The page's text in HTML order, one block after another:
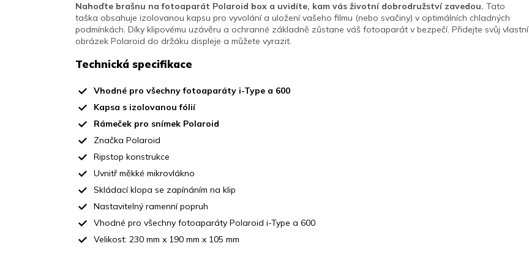
Nahoďte brašnu na fotoaparát Polaroid box a uvidíte, kam vás životní dobrodružství zavedou. Tato
taška obsahuje izolovanou kapsu pro vyvolání a uložení vašeho filmu (nebo svačiny) v optimálních chladných
podmínkách. Díky klipovému uzávěru a ochranné základně zůstane váš fotoaparát v bezpečí. Přidejte svůj vlastní
obrázek Polaroid do držáku displeje a můžete vyrazit.
Technická specifikace
Vhodné pro všechny fotoaparáty i-Type a 600
Kapsa s izolovanou fólií
Rámeček pro snímek Polaroid
Značka Polaroid
Ripstop konstrukce
Uvnitř měkké mikrovlákno
Skládací klopa se zapínáním na klip
Nastavitelný ramenní popruh
Vhodné pro všechny fotoaparáty Polaroid i-Type a 600
Velikost: 230 mm x 190 mm x 105 mm